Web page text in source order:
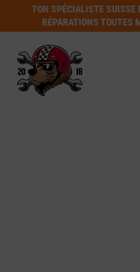
TON SPÉCIALISTE SUISSE
RÉPARATIONS TOUTES